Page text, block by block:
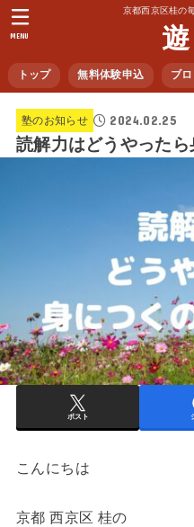
京都西京区桂の
遊
トップ 無料体験申込 ブ
MENU
塾のお知らせ 2024.02.25
読解力はどうやった
ポスト
こんにちは
京都 西京区 桂の